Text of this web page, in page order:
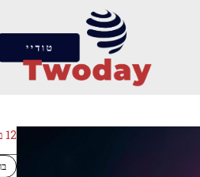
12 באוגוסט 2024